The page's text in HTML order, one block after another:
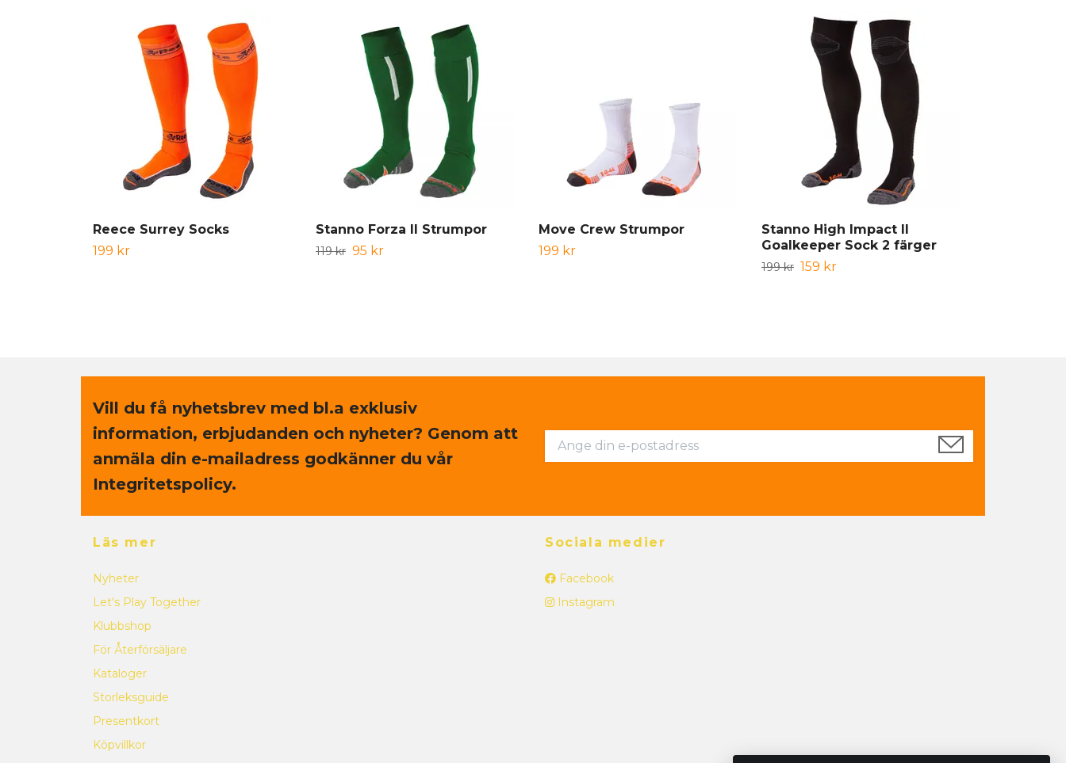
Reece Surrey Socks
199 kr
Stanno Forza II Strumpor
119 kr 95 kr
Move Crew Strumpor
199 kr
Stanno High Impact II
Goalkeeper Sock 2 färger
199 kr 159 kr
Vill du få nyhetsbrev med bl.a exklusiv
information, erbjudanden och nyheter? Genom att
anmäla din e-mailadress godkänner du vår
Integritetspolicy.
Läs mer
Nyheter
Let's Play Together
Klubbshop
För Återförsäljare
Kataloger
Storleksguide
Presentkort
Köpvillkor
Sociala medier
Facebook
Instagram